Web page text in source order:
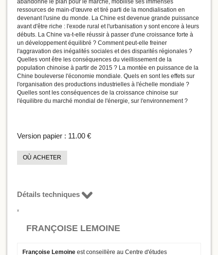
abandonné le plan pour le marché, mobilisé ses immenses
ressources de main-d'œuvre et tiré parti de la mondialisation en
devenant l'usine du monde. La Chine est devenue grande puissance
avant d'être riche : l'exode rural et l'urbanisation y sont encore à leurs
débuts. La Chine va-t-elle réussir à passer d'une croissance forte à
un développement équilibré ? Comment peut-elle freiner
l'aggravation des inégalités sociales et des disparités régionales ?
Quelles vont être les conséquences du vieillissement de la
population chinoise à partir de 2015 ? La montée en puissance de la
Chine bouleverse l'économie mondiale. Quels en sont les effets sur
l'organisation des productions industrielles à l'échelle mondiale ?
Quelles sont les conséquences de la croissance chinoise sur
l'équilibre du marché mondial de l'énergie, sur l'environnement ?
Version papier : 11.00 €
OÙ ACHETER
Détails techniques
FRANÇOISE LEMOINE
Françoise Lemoine est conseillère au Centre d'études